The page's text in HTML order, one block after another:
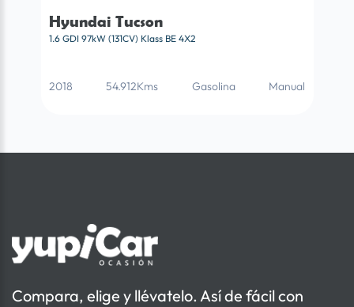
Hyundai Tucson
1.6 GDI 97kW (131CV) Klass BE 4X2
2018 54.912Kms Gasolina Manual
Compara, elige y llévatelo. Así de fácil con